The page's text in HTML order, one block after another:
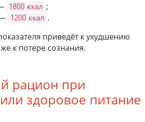
1800 ккал ;
1200 ккал .
приведёт к ухудшению
к потере сознания.
рацион при
здоровое питание